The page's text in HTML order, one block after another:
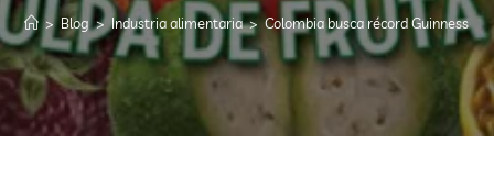
> Blog > Industria alimentaria > Colombia busca récord Guinness